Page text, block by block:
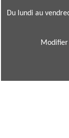
Du lundi au